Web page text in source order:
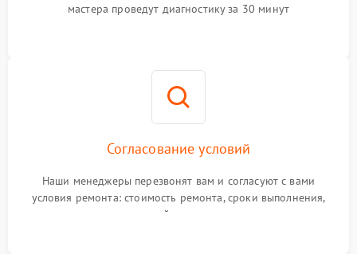
мастера проведут диагностику за 30 минут
Согласование условий
Наши менеджеры перезвонят вам и согласуют с вами
условия ремонта: стоимость ремонта, сроки выполнения,
гарантийные условия